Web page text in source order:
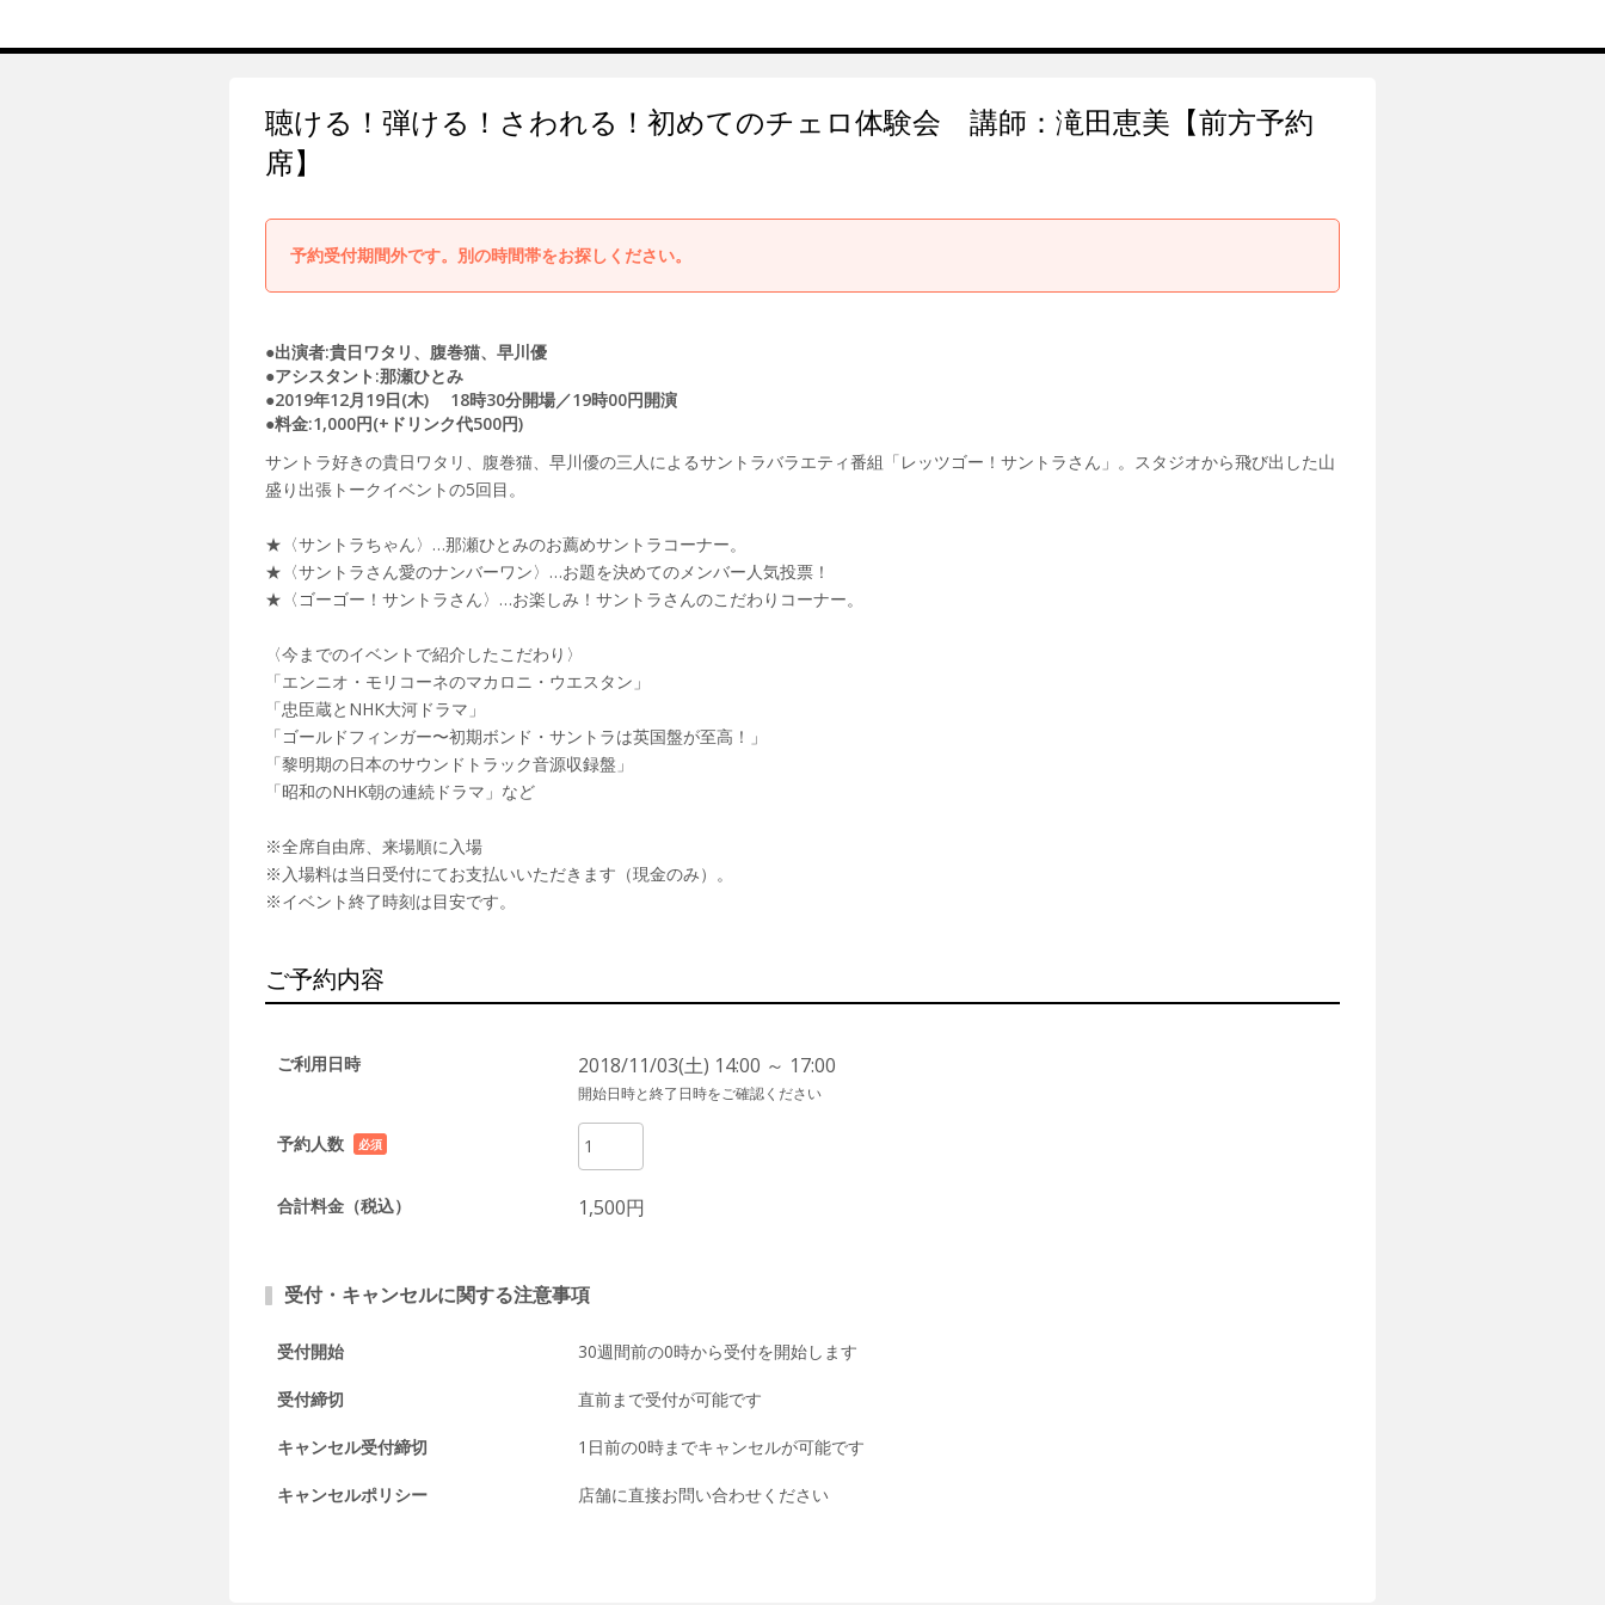
聴ける！弾ける！さわれる！初めてのチェロ体験会 講師：滝田恵美【前方予約
席】
予約受付期間外です。別の時間帯をお探しください。
●出演者:貴日ワタリ、腹巻猫、早川優
●アシスタント:那瀬ひとみ
●2019年12月19日(木) 18時30分開場／19時00円開演
●料金:1,000円(+ドリンク代500円)
サントラ好きの貴日ワタリ、腹巻猫、早川優の三人によるサントラバラエティ番組「レッツゴー！サントラさん」。スタジオから飛び出した山
盛り出張トークイベントの5回目。
★〈サントラちゃん〉…那瀬ひとみのお薦めサントラコーナー。
★〈サントラさん愛のナンバーワン〉…お題を決めてのメンバー人気投票！
★〈ゴーゴー！サントラさん〉…お楽しみ！サントラさんのこだわりコーナー。
〈今までのイベントで紹介したこだわり〉
「エンニオ・モリコーネのマカロニ・ウエスタン」
「忠臣蔵とNHK大河ドラマ」
「ゴールドフィンガー〜初期ボンド・サントラは英国盤が至高！」
「黎明期の日本のサウンドトラック音源収録盤」
「昭和のNHK朝の連続ドラマ」など
※全席自由席、来場順に入場
※入場料は当日受付にてお支払いいただきます（現金のみ）。
※イベント終了時刻は目安です。
ご予約内容
ご利用日時 2018/11/03(土) 14:00 ～ 17:00
開始日時と終了日時をご確認ください
予約人数
必須
合計料金（税込） 1,500円
受付・キャンセルに関する注意事項
受付開始 30週間前の0時から受付を開始します
受付締切 直前まで受付が可能です
キャンセル受付締切 1日前の0時までキャンセルが可能です
キャンセルポリシー 店舗に直接お問い合わせください